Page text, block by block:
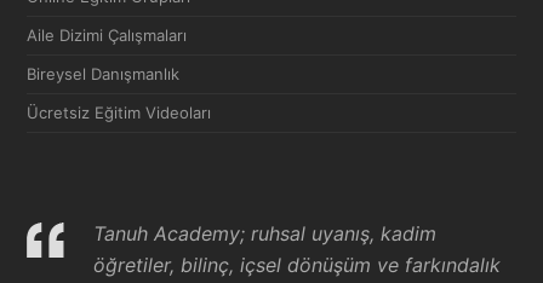
Aile Dizimi Çalışmaları
Bireysel Danışmanlık
Ücretsiz Eğitim Videoları
Tanuh Academy; ruhsal uyanış, kadim
öğretiler, bilinç, içsel dönüşüm ve farkındalık